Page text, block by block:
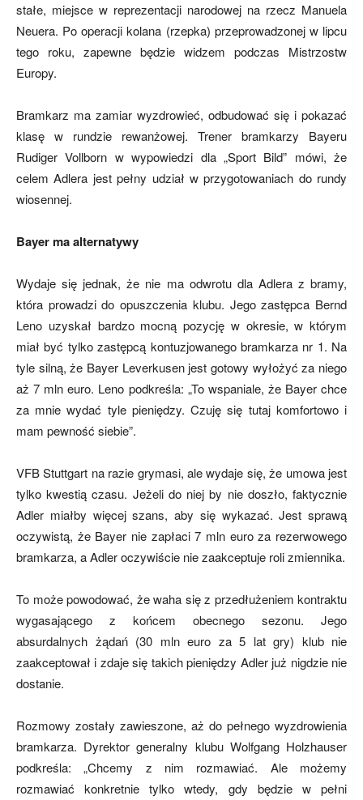
mecze,
skład)
stałe, miejsce w reprezentacji narodowej na rzecz Manuela
Neuera. Po operacji kolana (rzepka) przeprowadzonej w lipcu
tego roku, zapewne będzie widzem podczas Mistrzostw
Europy.
Bramkarz ma zamiar wyzdrowieć, odbudować się i pokazać
klasę w rundzie rewanżowej. Trener bramkarzy Bayeru
Rudiger Vollborn w wypowiedzi dla „Sport Bild” mówi, że
celem Adlera jest pełny udział w przygotowaniach do rundy
wiosennej.
Bayer ma alternatywy
Wydaje się jednak, że nie ma odwrotu dla Adlera z bramy,
która prowadzi do opuszczenia klubu. Jego zastępca Bernd
Leno uzyskał bardzo mocną pozycję w okresie, w którym
miał być tylko zastępcą kontuzjowanego bramkarza nr 1. Na
tyle silną, że Bayer Leverkusen jest gotowy wyłożyć za niego
aż 7 mln euro. Leno podkreśla: „To wspaniale, że Bayer chce
za mnie wydać tyle pieniędzy. Czuję się tutaj komfortowo i
mam pewność siebie”.
VFB Stuttgart na razie grymasi, ale wydaje się, że umowa jest
tylko kwestią czasu. Jeżeli do niej by nie doszło, faktycznie
Adler miałby więcej szans, aby się wykazać. Jest sprawą
oczywistą, że Bayer nie zapłaci 7 mln euro za rezerwowego
bramkarza, a Adler oczywiście nie zaakceptuje roli zmiennika.
To może powodować, że waha się z przedłużeniem kontraktu
wygasającego z końcem obecnego sezonu. Jego
absurdalnych żądań (30 mln euro za 5 lat gry) klub nie
zaakceptował i zdaje się takich pieniędzy Adler już nigdzie nie
dostanie.
Rozmowy zostały zawieszone, aż do pełnego wyzdrowienia
bramkarza. Dyrektor generalny klubu Wolfgang Holzhauser
podkreśla: „Chcemy z nim rozmawiać. Ale możemy
rozmawiać konkretnie tylko wtedy, gdy będzie w pełni